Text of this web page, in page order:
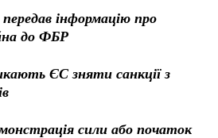
інформацію про
до ФБР
ЄС зняти санкції з
сили або початок